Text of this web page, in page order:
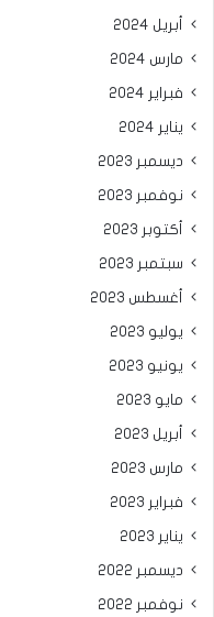
أبريل 2024
مارس 2024
فبراير 2024
يناير 2024
ديسمبر 2023
نوفمبر 2023
أكتوبر 2023
سبتمبر 2023
أغسطس 2023
يوليو 2023
يونيو 2023
مايو 2023
أبريل 2023
مارس 2023
فبراير 2023
يناير 2023
ديسمبر 2022
نوفمبر 2022